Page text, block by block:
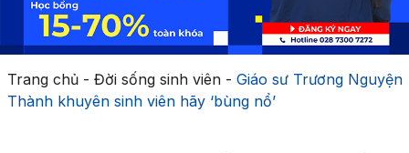
Trang chủ- Đời sống sinh viên- Giáo sư Trương Nguyện
Thành khuyên sinh viên hãy ‘bùng nổ’